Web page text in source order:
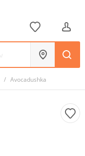
/ Avocadushka